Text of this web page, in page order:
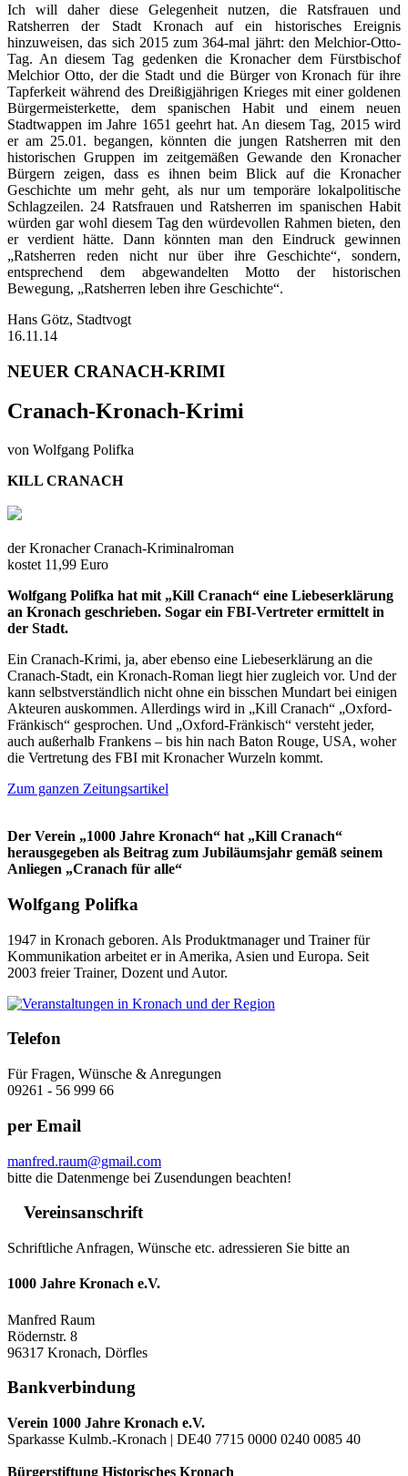
Ich will daher diese Gelegenheit nutzen, die Ratsfrauen und
Ratsherren der Stadt Kronach auf ein historisches Ereignis
hinzuweisen, das sich 2015 zum 364-mal jährt: den Melchior-Otto-
Tag. An diesem Tag gedenken die Kronacher dem Fürstbischof
Melchior Otto, der die Stadt und die Bürger von Kronach für ihre
Tapferkeit während des Dreißigjährigen Krieges mit einer goldenen
Bürgermeisterkette, dem spanischen Habit und einem neuen
Stadtwappen im Jahre 1651 geehrt hat. An diesem Tag, 2015 wird
er am 25.01. begangen, könnten die jungen Ratsherren mit den
historischen Gruppen im zeitgemäßen Gewande den Kronacher
Bürgern zeigen, dass es ihnen beim Blick auf die Kronacher
Geschichte um mehr geht, als nur um temporäre lokalpolitische
Schlagzeilen. 24 Ratsfrauen und Ratsherren im spanischen Habit
würden gar wohl diesem Tag den würdevollen Rahmen bieten, den
er verdient hätte. Dann könnten man den Eindruck gewinnen
„Ratsherren reden nicht nur über ihre Geschichte“, sondern,
entsprechend dem abgewandelten Motto der historischen
Bewegung, „Ratsherren leben ihre Geschichte“.
Hans Götz, Stadtvogt
16.11.14
NEUER CRANACH-KRIMI
Cranach-Kronach-Krimi
von Wolfgang Polifka
KILL CRANACH
der Kronacher Cranach-Kriminalroman
kostet 11,99 Euro
Wolfgang Polifka hat mit „Kill Cranach“ eine Liebeserklärung
an Kronach geschrieben. Sogar ein FBI-Vertreter ermittelt in
der Stadt.
Ein Cranach-Krimi, ja, aber ebenso eine Liebeserklärung an die
Cranach-Stadt, ein Kronach-Roman liegt hier zugleich vor. Und der
kann selbstverständlich nicht ohne ein bisschen Mundart bei einigen
Akteuren auskommen. Allerdings wird in „Kill Cranach“ „Oxford-
Fränkisch“ gesprochen. Und „Oxford-Fränkisch“ versteht jeder,
auch außerhalb Frankens – bis hin nach Baton Rouge, USA, woher
die Vertretung des FBI mit Kronacher Wurzeln kommt.
Zum ganzen Zeitungsartikel
Der Verein „1000 Jahre Kronach“ hat „Kill Cranach“
herausgegeben als Beitrag zum Jubiläumsjahr gemäß seinem
Anliegen „Cranach für alle“
Wolfgang Polifka
1947 in Kronach geboren. Als Produktmanager und Trainer für
Kommunikation arbeitet er in Amerika, Asien und Europa. Seit
2003 freier Trainer, Dozent und Autor.
Telefon
Für Fragen, Wünsche & Anregungen
09261 - 56 999 66
per Email
manfred.raum@gmail.com
bitte die Datenmenge bei Zusendungen beachten!
Vereinsanschrift
Schriftliche Anfragen, Wünsche etc. adressieren Sie bitte an
1000 Jahre Kronach e.V.
Manfred Raum
Rödernstr. 8
96317 Kronach, Dörfles
Bankverbindung
Verein 1000 Jahre Kronach e.V.
Sparkasse Kulmb.-Kronach | DE40 7715 0000 0240 0085 40
Bürgerstiftung Historisches Kronach